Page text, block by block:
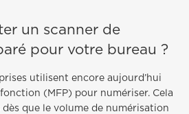
un scanner de
pour votre bureau ?
utilisent encore aujourd’hui
(MFP) pour numériser. Cela
que le volume de numérisation